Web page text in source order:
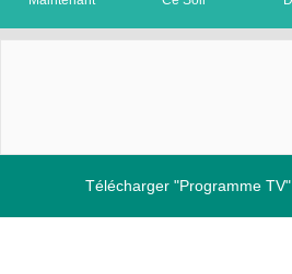
Télécharger "Programme